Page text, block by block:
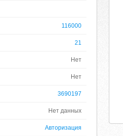
116000
21
Нет
Нет
3690197
Нет данных
Авторизация